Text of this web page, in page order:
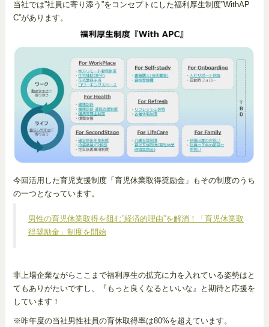
当社では”社員に寄り添う”をコンセプトにした福利厚生制度”WithAP
C”があります。
今回活用した育児支援制度「育児休業取得奨励金」もその制度のうち
の一つとなっています。
男性の育児休業取得を阻む”経済的理由”を解消！「育児休業取
得奨励金」制度を開始
非上場企業ながらここまで福利厚生の拡充に力を入れている姿勢はと
てもありがたいですし、『もっと良くなるといいな』と期待と応援を
しています！
※昨年度の当社男性社員の育休取得率は80%を超えています。